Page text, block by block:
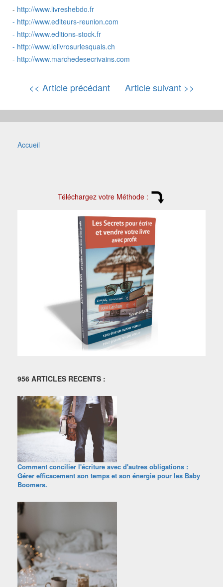
- http://www.livreshebdo.fr
- http://www.editeurs-reunion.com
- http://www.editions-stock.fr
- http://www.lelivrosurlesquais.ch
- http://www.marchedesecrivains.com
<< Article précédant Article suivant >>
Accueil
Téléchargez votre Méthode :
956 ARTICLES RECENTS :
Comment concilier l'écriture avec d'autres obligations :
Gérer efficacement son temps et son énergie pour les Baby
Boomers.